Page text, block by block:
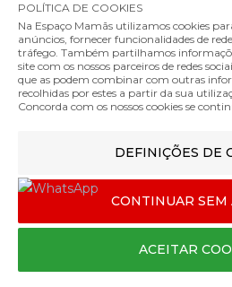
Soutien Amamentação com Aros Anita
59.95€
Cor
MÉTODOS DE ENVIO
MÉTODOS DE PAGAMENTO
Designed & developed by
©Espaço mamãs. Todos os direitos
POLÍTICA DE COOKIES
Na Espaço Mamãs utilizamos cookies
anúncios, fornecer funcionalidades de
tráfego. Também partilhamos
site com os nossos parceiros de redes
que as podem combinar com outras
recolhidas por estes a partir da sua
Concorda com os nossos cookies se
DEFINIÇÕES DE
CONTINUAR SEM
ACEITAR